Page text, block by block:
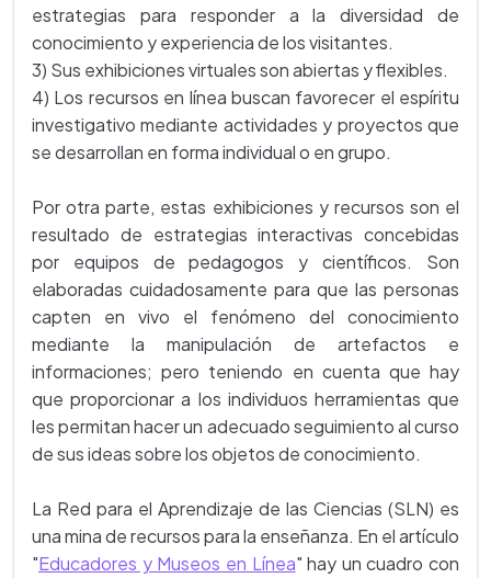
estrategias para responder a la diversidad de
conocimiento y experiencia de los visitantes.
3) Sus exhibiciones virtuales son abiertas y flexibles.
4) Los recursos en línea buscan favorecer el espíritu
investigativo mediante actividades y proyectos que
se desarrollan en forma individual o en grupo.
Por otra parte, estas exhibiciones y recursos son el
resultado de estrategias interactivas concebidas
por equipos de pedagogos y científicos. Son
elaboradas cuidadosamente para que las personas
capten en vivo el fenómeno del conocimiento
mediante la manipulación de artefactos e
informaciones; pero teniendo en cuenta que hay
que proporcionar a los individuos herramientas que
les permitan hacer un adecuado seguimiento al curso
de sus ideas sobre los objetos de conocimiento.
La Red para el Aprendizaje de las Ciencias (SLN) es
una mina de recursos para la enseñanza. En el artículo
"Educadores y Museos en Línea" hay un cuadro con